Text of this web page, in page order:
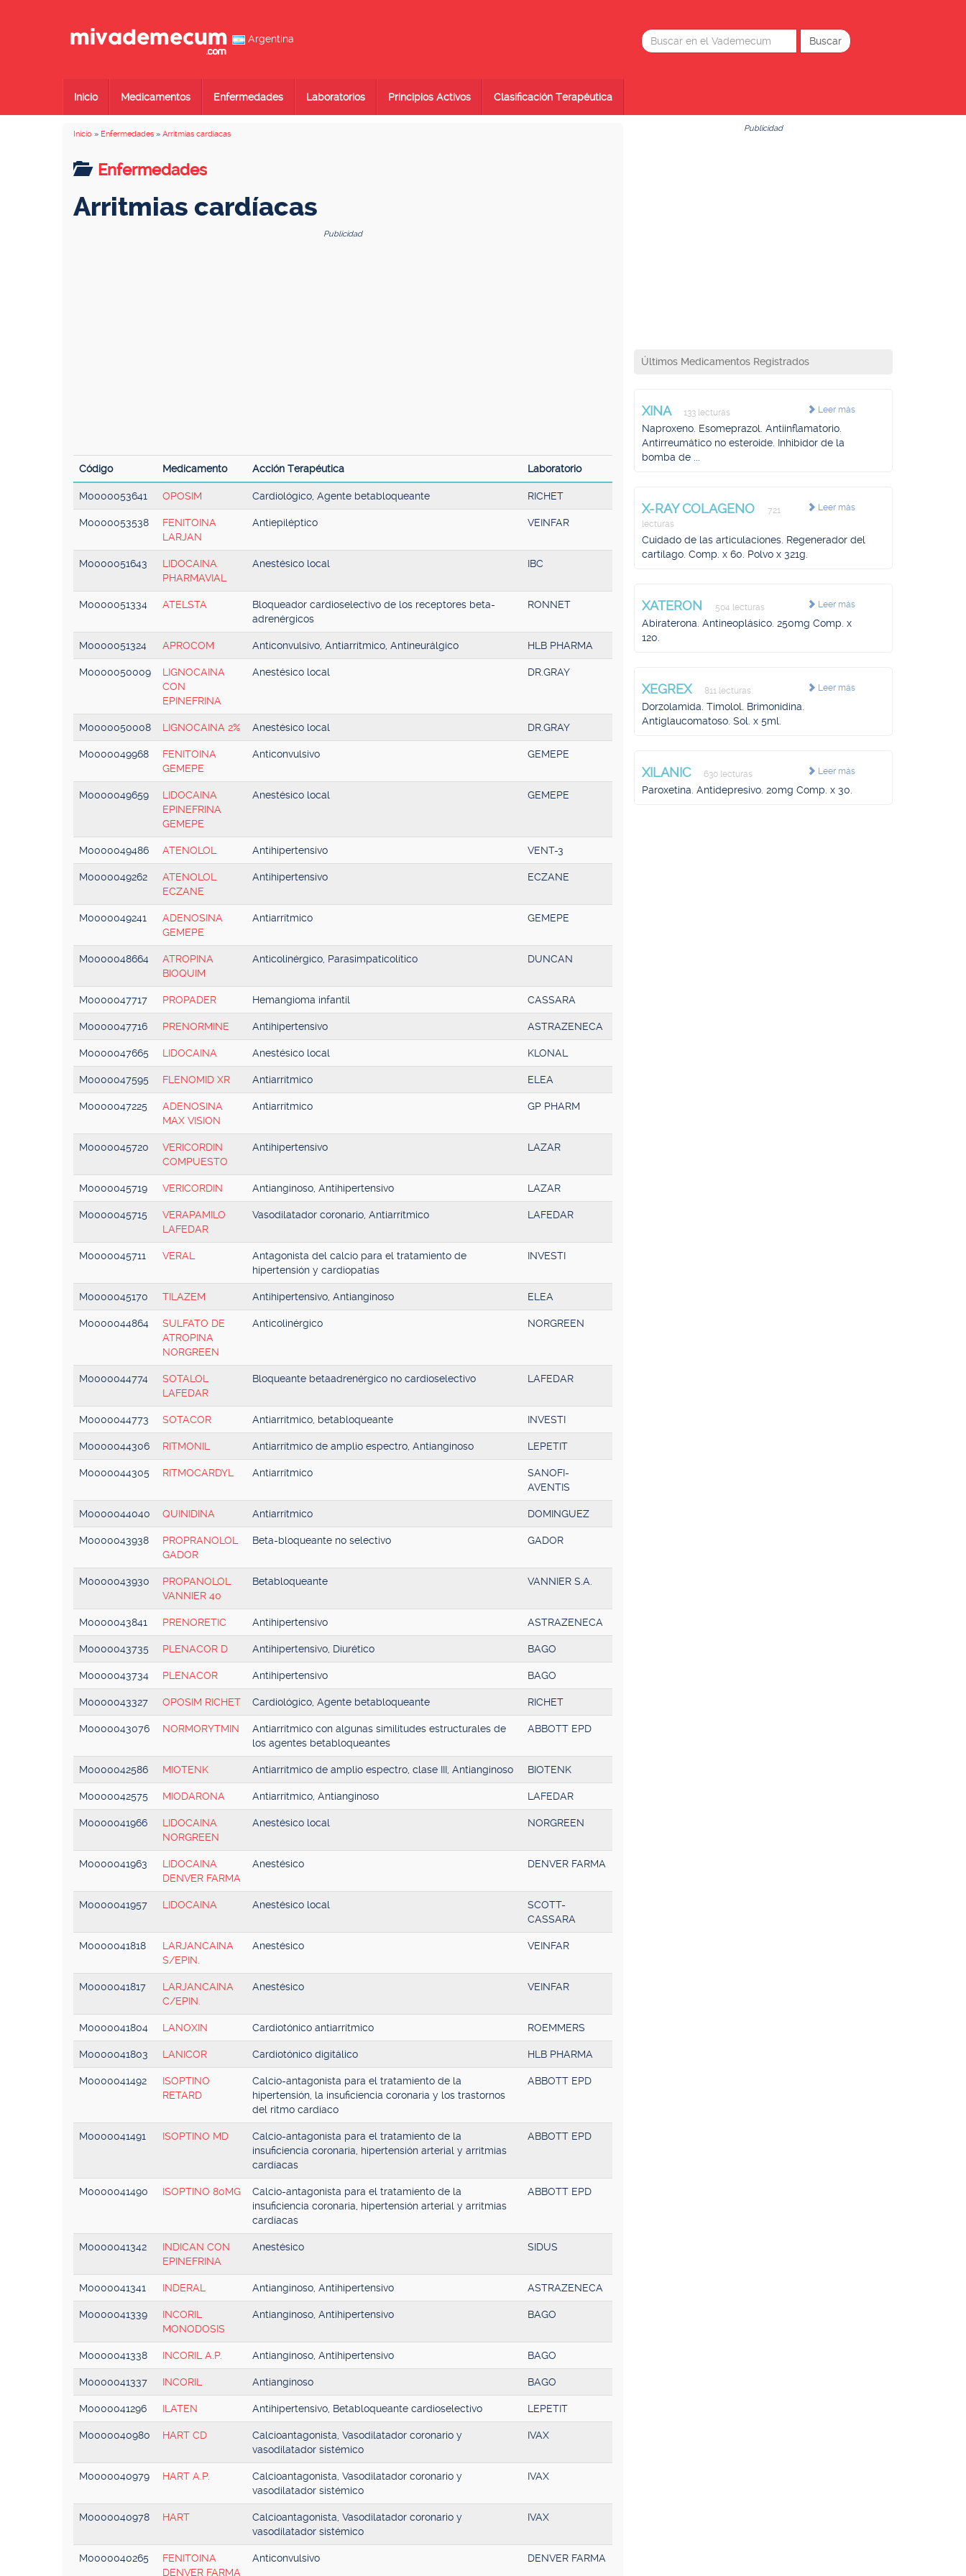
Argentina
Inicio Medicamentos Enfermedades Laboratorios Principios Activos Clasificación Terapéutica
Inicio » Enfermedades » Arritmias cardíacas
Enfermedades
Arritmias cardíacas
Publicidad
Código Medicamento Acción Terapéutica Laboratorio
M0000053641 OPOSIM Cardiológico, Agente betabloqueante RICHET
M0000053538
FENITOINA
LARJAN
Antiepiléptico VEINFAR
M0000051643
LIDOCAINA
PHARMAVIAL
Anestésico local IBC
M0000051334 ATELSTA
Bloqueador cardioselectivo de los receptores beta-
adrenérgicos
RONNET
M0000051324 APROCOM Anticonvulsivo, Antiarrítmico, Antineurálgico HLB PHARMA
M0000050009
LIGNOCAINA
CON
EPINEFRINA
Anestésico local DR.GRAY
M0000050008 LIGNOCAINA 2% Anestésico local DR.GRAY
M0000049968
FENITOINA
GEMEPE
Anticonvulsivo GEMEPE
M0000049659
LIDOCAINA
EPINEFRINA
GEMEPE
Anestésico local GEMEPE
M0000049486 ATENOLOL Antihipertensivo VENT-3
M0000049262
ATENOLOL
ECZANE
Antihipertensivo ECZANE
M0000049241
ADENOSINA
GEMEPE
Antiarrítmico GEMEPE
M0000048664
ATROPINA
BIOQUIM
Anticolinérgico, Parasimpaticolítico DUNCAN
M0000047717 PROPADER Hemangioma infantil CASSARA
M0000047716 PRENORMINE Antihipertensivo ASTRAZENECA
M0000047665 LIDOCAINA Anestésico local KLONAL
M0000047595 FLENOMID XR Antiarrítmico ELEA
M0000047225
ADENOSINA
MAX VISION
Antiarrítmico GP PHARM
M0000045720
VERICORDIN
COMPUESTO
Antihipertensivo LAZAR
M0000045719 VERICORDIN Antianginoso, Antihipertensivo LAZAR
M0000045715
VERAPAMILO
LAFEDAR
Vasodilatador coronario, Antiarrítmico LAFEDAR
M0000045711 VERAL
Antagonista del calcio para el tratamiento de
hipertensión y cardiopatías
INVESTI
M0000045170 TILAZEM Antihipertensivo, Antianginoso ELEA
M0000044864
SULFATO DE
ATROPINA
NORGREEN
Anticolinérgico NORGREEN
M0000044774
SOTALOL
LAFEDAR
Bloqueante betaadrenérgico no cardioselectivo LAFEDAR
M0000044773 SOTACOR Antiarrítmico, betabloqueante INVESTI
M0000044306 RITMONIL Antiarrítmico de amplio espectro, Antianginoso LEPETIT
M0000044305 RITMOCARDYL Antiarrítmico
SANOFI-
AVENTIS
M0000044040 QUINIDINA Antiarrítmico DOMINGUEZ
M0000043938
PROPRANOLOL
GADOR
Beta-bloqueante no selectivo GADOR
M0000043930
PROPANOLOL
VANNIER 40
Betabloqueante VANNIER S.A.
M0000043841 PRENORETIC Antihipertensivo ASTRAZENECA
M0000043735 PLENACOR D Antihipertensivo, Diurético BAGO
M0000043734 PLENACOR Antihipertensivo BAGO
M0000043327 OPOSIM RICHET Cardiológico, Agente betabloqueante RICHET
M0000043076 NORMORYTMIN
Antiarrítmico con algunas similitudes estructurales de
los agentes betabloqueantes
ABBOTT EPD
M0000042586 MIOTENK Antiarrítmico de amplio espectro, clase III, Antianginoso BIOTENK
M0000042575 MIODARONA Antiarrítmico, Antianginoso LAFEDAR
M0000041966
LIDOCAINA
NORGREEN
Anestésico local NORGREEN
M0000041963
LIDOCAINA
DENVER FARMA
Anestésico DENVER FARMA
M0000041957 LIDOCAINA Anestésico local
SCOTT-
CASSARA
M0000041818
LARJANCAINA
S/EPIN.
Anestésico VEINFAR
M0000041817
LARJANCAINA
C/EPIN.
Anestésico VEINFAR
M0000041804 LANOXIN Cardiotónico antiarrítmico ROEMMERS
M0000041803 LANICOR Cardiotónico digitálico HLB PHARMA
M0000041492
ISOPTINO
RETARD
Calcio-antagonista para el tratamiento de la
hipertensión, la insuficiencia coronaria y los trastornos
del ritmo cardíaco
ABBOTT EPD
M0000041491 ISOPTINO MD
Calcio-antagonista para el tratamiento de la
insuficiencia coronaria, hipertensión arterial y arritmias
cardíacas
ABBOTT EPD
M0000041490 ISOPTINO 80MG
Calcio-antagonista para el tratamiento de la
insuficiencia coronaria, hipertensión arterial y arritmias
cardíacas
ABBOTT EPD
M0000041342
INDICAN CON
EPINEFRINA
Anestésico SIDUS
M0000041341 INDERAL Antianginoso, Antihipertensivo ASTRAZENECA
M0000041339
INCORIL
MONODOSIS
Antianginoso, Antihipertensivo BAGO
M0000041338 INCORIL A.P. Antianginoso, Antihipertensivo BAGO
M0000041337 INCORIL Antianginoso BAGO
M0000041296 ILATEN Antihipertensivo, Betabloqueante cardioselectivo LEPETIT
M0000040980 HART CD
Calcioantagonista, Vasodilatador coronario y
vasodilatador sistémico
IVAX
M0000040979 HART A.P.
Calcioantagonista, Vasodilatador coronario y
vasodilatador sistémico
IVAX
M0000040978 HART
Calcioantagonista, Vasodilatador coronario y
vasodilatador sistémico
IVAX
M0000040265
FENITOINA
DENVER FARMA
Anticonvulsivo DENVER FARMA
Publicidad
Últimos Medicamentos Registrados
Leer más
XINA 133 lecturas
Naproxeno. Esomeprazol. Antiinflamatorio.
Antirreumático no esteroide. Inhibidor de la
bomba de ...
Leer más
X-RAY COLAGENO
721
lecturas
Cuidado de las articulaciones. Regenerador del
cartílago. Comp. x 60. Polvo x 321g.
Leer más
XATERON 504 lecturas
Abiraterona. Antineoplásico. 250mg Comp. x
120.
Leer más
XEGREX 811 lecturas
Dorzolamida. Timolol. Brimonidina.
Antiglaucomatoso. Sol. x 5ml.
Leer más
XILANIC 630 lecturas
Paroxetina. Antidepresivo. 20mg Comp. x 30.